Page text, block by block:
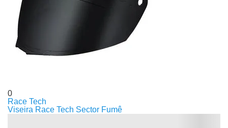
0
Race Tech
Viseira Race Tech Sector Fumê